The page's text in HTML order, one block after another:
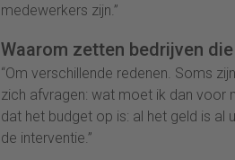
medewerkers zijn.”
Waarom zetten bedrijven
“Om verschillende redenen. Soms
zich afvragen: wat moet ik dan voor
dat het budget op is: al het geld is al
de interventie.”